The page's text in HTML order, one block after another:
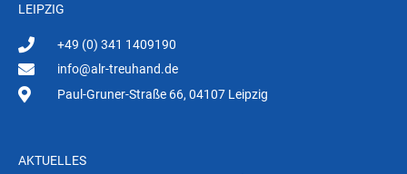
LEIPZIG
+49 (0) 341 1409190
info@alr-treuhand.de
Paul-Gruner-Straße 66, 04107 Leipzig
AKTUELLES